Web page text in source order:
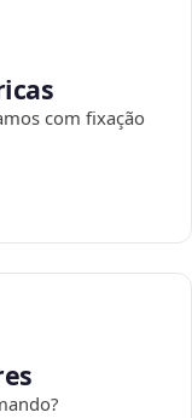
com fixação